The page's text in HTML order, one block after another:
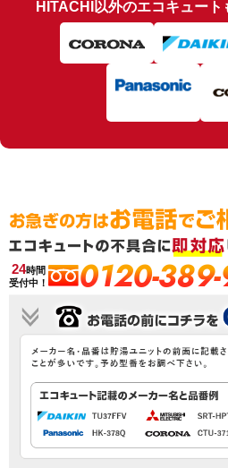
HITACHI以外のエコキュート
24時間
受付中！
0120-